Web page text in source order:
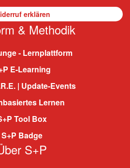
erklären
& Methodik
- Lernplattform
E-Learning
| Update-Events
Lernen
Tool Box
S+P Badge
S+P